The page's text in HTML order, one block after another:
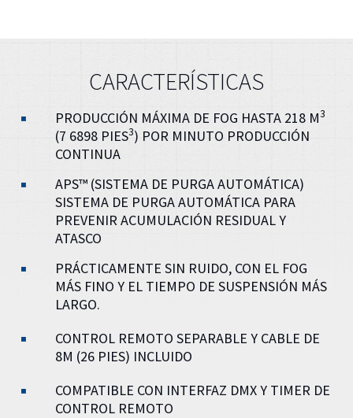
CARACTERÍSTICAS
PRODUCCIÓN MÁXIMA DE FOG HASTA 218 M3
(7 6898 PIES3) POR MINUTO PRODUCCIÓN
CONTINUA
APS™ (SISTEMA DE PURGA AUTOMÁTICA)
SISTEMA DE PURGA AUTOMÁTICA PARA
PREVENIR ACUMULACIÓN RESIDUAL Y
ATASCO
PRÁCTICAMENTE SIN RUIDO, CON EL FOG
MÁS FINO Y EL TIEMPO DE SUSPENSIÓN MÁS
LARGO.
CONTROL REMOTO SEPARABLE Y CABLE DE
8M (26 PIES) INCLUIDO
COMPATIBLE CON INTERFAZ DMX Y TIMER DE
CONTROL REMOTO